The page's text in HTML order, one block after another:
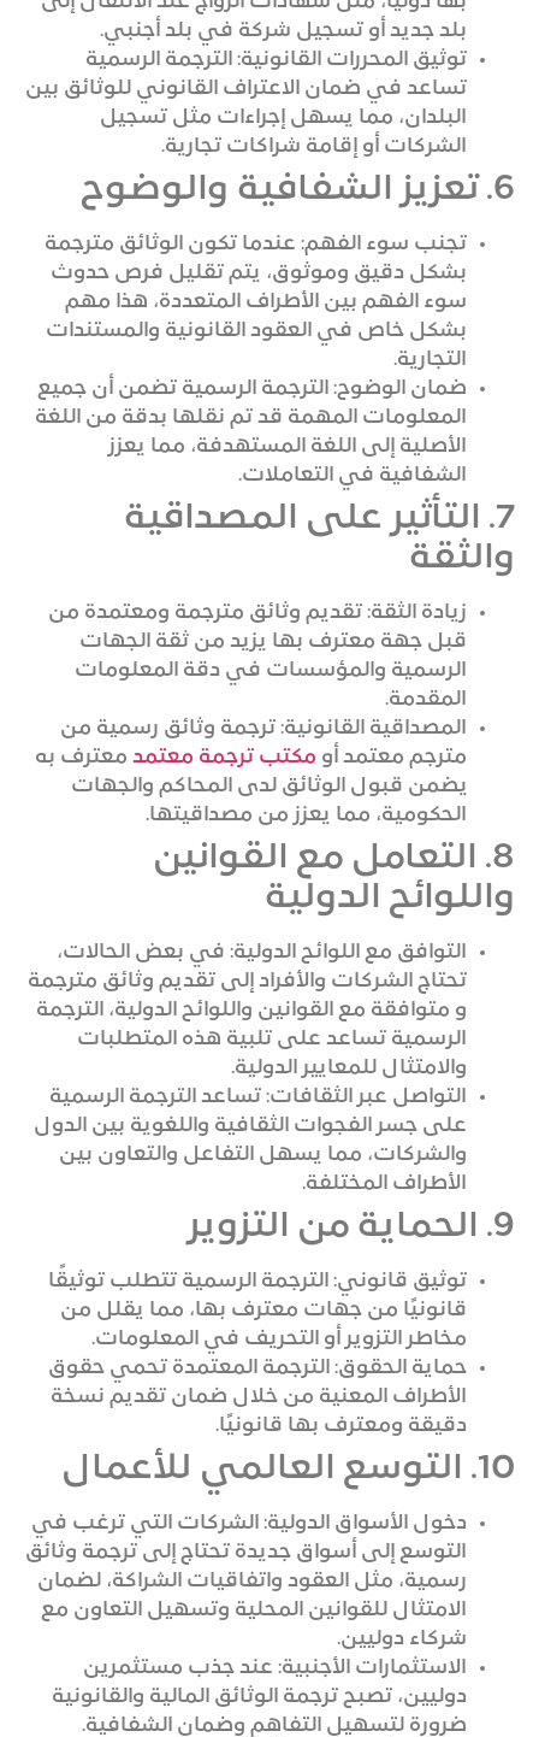
بلد جديد أو تسجيل شركة في بلد أجنبي.
توثيق المحررات القانونية: الترجمة الرسمية
تساعد في ضمان الاعتراف القانوني للوثائق بين
البلدان، مما يسهل إجراءات مثل تسجيل
الشركات أو إقامة شراكات تجارية.
6. تعزيز الشفافية والوضوح
تجنب سوء الفهم: عندما تكون الوثائق مترجمة
بشكل دقيق وموثوق، يتم تقليل فرص حدوث
سوء الفهم بين الأطراف المتعددة، هذا مهم
بشكل خاص في العقود القانونية والمستندات
التجارية.
ضمان الوضوح: الترجمة الرسمية تضمن أن جميع
المعلومات المهمة قد تم نقلها بدقة من اللغة
الأصلية إلى اللغة المستهدفة، مما يعزز
الشفافية في التعاملات.
7. التأثير على المصداقية
والثقة
زيادة الثقة: تقديم وثائق مترجمة ومعتمدة من
قبل جهة معترف بها يزيد من ثقة الجهات
الرسمية والمؤسسات في دقة المعلومات
المقدمة.
المصداقية القانونية: ترجمة وثائق رسمية من
مترجم معتمد أو مكتب ترجمة معتمد معترف به
يضمن قبول الوثائق لدى المحاكم والجهات
الحكومية، مما يعزز من مصداقيتها.
8. التعامل مع القوانين
واللوائح الدولية
التوافق مع اللوائح الدولية: في بعض الحالات،
تحتاج الشركات والأفراد إلى تقديم وثائق مترجمة
و متوافقة مع القوانين واللوائح الدولية، الترجمة
الرسمية تساعد على تلبية هذه المتطلبات
والامتثال للمعايير الدولية.
التواصل عبر الثقافات: تساعد الترجمة الرسمية
على جسر الفجوات الثقافية واللغوية بين الدول
والشركات، مما يسهل التفاعل والتعاون بين
الأطراف المختلفة.
9. الحماية من التزوير
توثيق قانوني: الترجمة الرسمية تتطلب توثيقًا
قانونيًا من جهات معترف بها، مما يقلل من
مخاطر التزوير أو التحريف في المعلومات.
حماية الحقوق: الترجمة المعتمدة تحمي حقوق
الأطراف المعنية من خلال ضمان تقديم نسخة
دقيقة ومعترف بها قانونيًا.
10. التوسع العالمي للأعمال
دخول الأسواق الدولية: الشركات التي ترغب في
التوسع إلى أسواق جديدة تحتاج إلى ترجمة وثائق
رسمية، مثل العقود واتفاقيات الشراكة، لضمان
الامتثال للقوانين المحلية وتسهيل التعاون مع
شركاء دوليين.
الاستثمارات الأجنبية: عند جذب مستثمرين
دوليين، تصبح ترجمة الوثائق المالية والقانونية
ضرورة لتسهيل التفاهم وضمان الشفافية.